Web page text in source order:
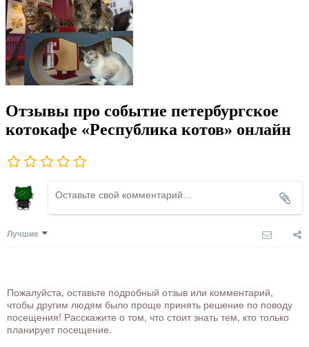
Отзывы про событие петербургское
котокафе «Республика котов» онлайн
Лучшие
Пожалуйста, оставьте подробный отзыв или комментарий,
чтобы другим людям было проще принять решение по поводу
посещения! Расскажите о том, что стоит знать тем, кто только
планирует посещение.